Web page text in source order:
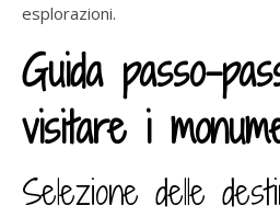
esplorazioni.
Guida passo-
visitare i
Selezione delle